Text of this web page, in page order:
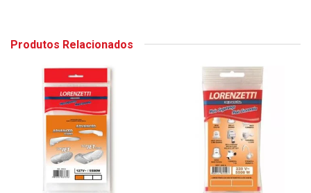
Produtos Relacionados